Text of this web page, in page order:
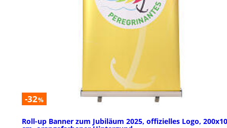
-32%
Roll-up Banner zum Jubiläum 2025, offizielles Logo,